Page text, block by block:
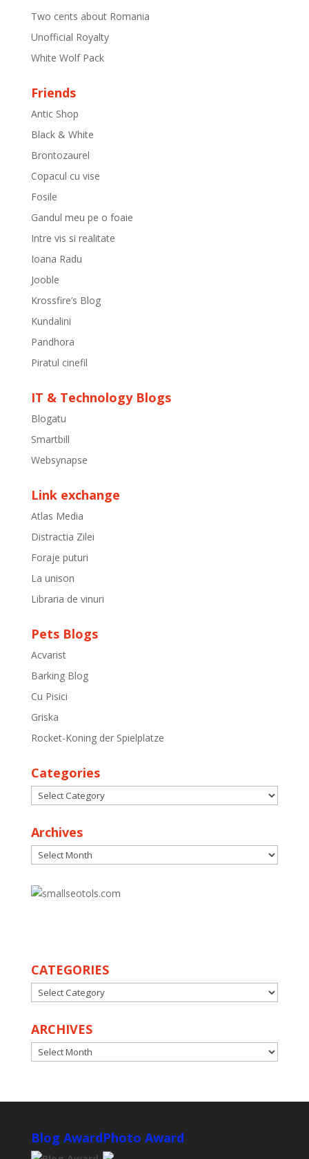
Two cents about Romania
Unofficial Royalty
White Wolf Pack
Friends
Antic Shop
Black & White
Brontozaurel
Copacul cu vise
Fosile
Gandul meu pe o foaie
Intre vis si realitate
Ioana Radu
Jooble
Krossfire’s Blog
Kundalini
Pandhora
Piratul cinefil
IT & Technology Blogs
Blogatu
Smartbill
Websynapse
Link exchange
Atlas Media
Distractia Zilei
Foraje puturi
La unison
Libraria de vinuri
Pets Blogs
Acvarist
Barking Blog
Cu Pisici
Griska
Rocket-Koning der Spielplatze
Categories
Categories
Archives
Archives
CATEGORIES
CATEGORIES
ARCHIVES
ARCHIVES
Blog AwardPhoto Award